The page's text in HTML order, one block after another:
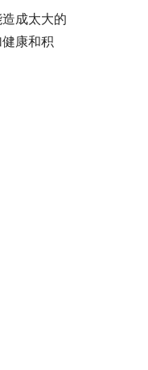
成太大的
康和积